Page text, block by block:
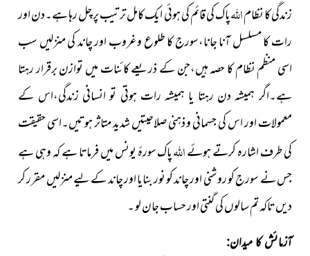
زندگی کا نظاماللہپاک کی قائم کی ہوئی ایک کامل ترتیب پر چل رہا ہے۔دن اور
رات کا مسلسل آنا جانا،سورج کا طلوع وغروب اور چاند کی منزلیں سب
اسی منظم نظام کا حصہ ہیں،جن کے ذریعے کائنات میں توازن برقرار رہتا
ہے۔اگر ہمیشہ دن رہتا یا ہمیشہ رات ہوتی تو انسانی زندگی،اس کے
معمولات اور اس کی جسمانی و ذہنی صلاحیتیں شدید متاثر ہوتیں۔اسی حقیقت
کی طرف اشارہ کرتے ہوئےاللہپاک سورۂ یونس میں فرماتا ہے کہ وہی ہے
جس نے سورج کو روشنی اور چاند کو نور بنایا اور چاند کے لیے منزلیں مقرر کر
دیں تاکہ تم سالوں کی گنتی اور حساب جان لو ۔
آزمائش کا میدان: